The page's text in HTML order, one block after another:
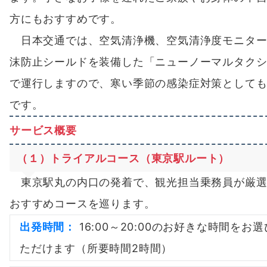
方にもおすすめです。
日本交通では、空気清浄機、空気清浄度モニタ
沫防止シールドを装備した「ニューノーマルタク
で運行しますので、寒い季節の感染症対策として
です。
サービス概要
（１）トライアルコース（東京駅ルート）
東京駅丸の内口の発着で、観光担当乗務員が厳
おすすめコースを巡ります。
出発時間：
16:00～20:00のお好きな時間をお選
ただけます（所要時間2時間）